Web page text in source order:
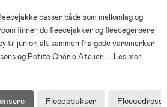
passer både som mellomlag og
finner du fleecejakker og fleecegensere
til junior, alt sammen fra gode varemerker
og Petite Chérie Atelier.... Les mer
Fleecebukser